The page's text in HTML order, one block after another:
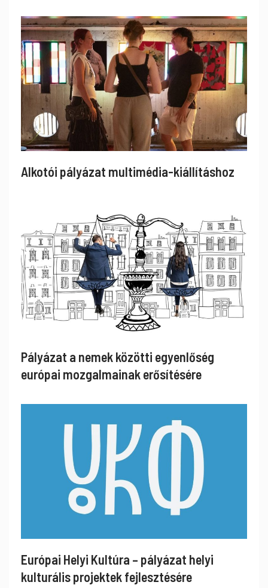
Alkotói pályázat multimédia-kiállításhoz
Pályázat a nemek közötti egyenlőség
európai mozgalmainak erősítésére
Európai Helyi Kultúra – pályázat helyi
kulturális projektek fejlesztésére